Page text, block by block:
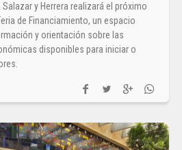
Salazar y Herrera realizará el próximo
de Financiamiento, un espacio
y orientación sobre las
disponibles para iniciar o